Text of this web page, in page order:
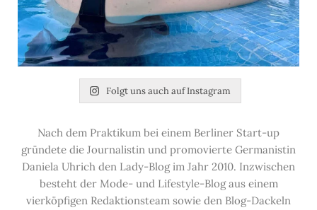
Folgt uns auch auf Instagram
Nach dem Praktikum bei einem Berliner Start-up
gründete die Journalistin und promovierte Germanistin
Daniela Uhrich den Lady-Blog im Jahr 2010. Inzwischen
besteht der Mode- und Lifestyle-Blog aus einem
vierköpfigen Redaktionsteam sowie den Blog-Dackeln